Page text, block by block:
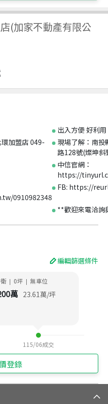
(加家不動產有限公
出入方便 好利用
加盟店 049-
現場了解：南投
路128號(燦坤斜
中信官網：
https://
0910982348
FB: https://
**歡迎來電洽詢
編輯篩選條件
| 0坪 | 無車位
萬 23.61萬/坪
115/06成交
登錄